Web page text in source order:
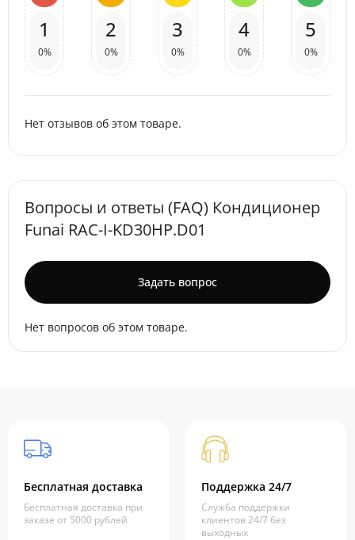
1
0%
2
0%
3
0%
4
0%
5
0%
Нет отзывов об этом товаре.
Вопросы и ответы (FAQ) Кондиционер
Funai RAC-I-KD30HP.D01
Задать вопрос
Нет вопросов об этом товаре.
Бесплатная доставка
Бесплатная доставка при
заказе от 5000 рублей
Поддержка 24/7
Служба поддержки
клиентов 24/7 без
выходных